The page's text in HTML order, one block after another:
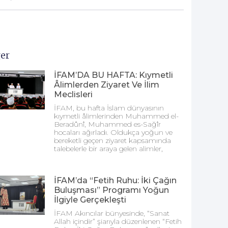
İFAM’DA BU HAFTA: Kıymetli
Âlimlerden Ziyaret Ve İlim
Meclisleri
İFAM, bu hafta İslam dünyasının
kıymetli âlimlerinden Muhammed el-
Beradûnî, Muhammed es-Sağîr
hocaları ağırladı. Oldukça yoğun ve
bereketli geçen ziyaret kapsamında
talebelerle bir araya gelen alimler,
İFAM’da “Fetih Ruhu: İki Çağın
Buluşması” Programı Yoğun
İlgiyle Gerçekleşti
İFAM Akıncılar bünyesinde, “Sanat
Allah içindir” şiarıyla düzenlenen “Fetih